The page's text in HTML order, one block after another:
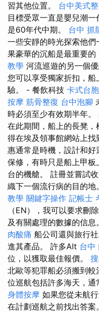
習其他位置。 台中美式
目標受眾一直是嬰兒潮
是60年代中期。 台中 抓
一些安靜的時光探索他們
果豪華的沉船是最重要的
教學 河流巡遊的另一個
您可以享受獨家折扣，
驗。 - 餐飲科技 卡式台
按摩 筋骨整復 台中泡腳
時必須至少有效期半年。
在此期間，船上的長凳
得在埃及領事館網站上
惠通常是時機，設計和
保修，有時只是船上甲
台的機艙。 註冊並嘗試
織下一個流行病的目的地
教學 關鍵字操作 記帳士
（EN），我可以要求刪
及有關處理的數據的信息
肉酸痛 船公司還與旅行
進其產品。 許多Alt 台中
位，以獲取最佳報價。
北歐等犯罪船必須搬到較
位巡航包括許多海天，通
身體按摩 如果您從未航
在計劃巡航之前找出答案